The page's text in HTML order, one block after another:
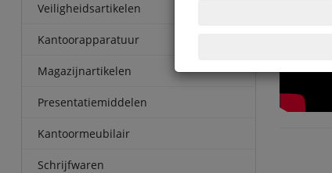
Veiligheidsartikelen
Kantoorapparatuur
Magazijnartikelen
Presentatiemiddelen
Kantoormeubilair
Schrijfwaren